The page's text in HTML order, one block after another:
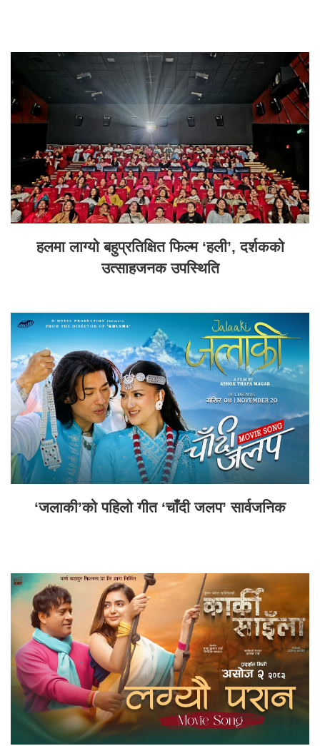
हलमा लाग्यो बहुप्रतिक्षित फिल्म ‘हली’, दर्शकको
उत्साहजनक उपस्थिति
‘जलाकी’को पहिलो गीत ‘चाँदी जलप’ सार्वजनिक